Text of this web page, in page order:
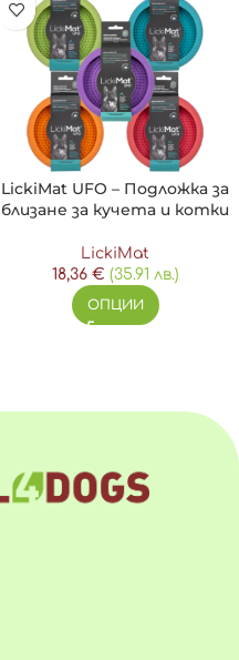
LickiMat UFO – Подложка за
близане за кучета и котки
LickiMat
18,36 € (35.91 лв.)
ОПЦИИ